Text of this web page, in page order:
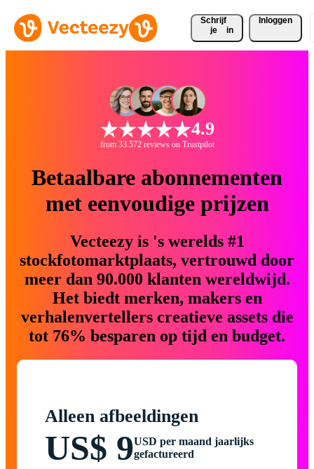
Schrijf
je
in
Inloggen
4.9
from 33.572 reviews on Trustpilot
Betaalbare abonnementen
met eenvoudige prijzen
Vecteezy is 's werelds #1
stockfotomarktplaats, vertrouwd door
meer dan 90.000 klanten wereldwijd.
Het biedt merken, makers en
verhalenvertellers creatieve assets die
tot 76% besparen op tijd en budget.
Alleen afbeeldingen
US$ 9USD per maand jaarlijks
gefactureerd